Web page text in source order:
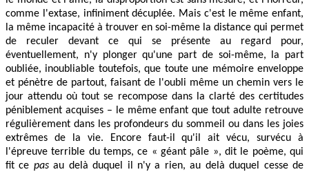
comme l'extase, infiniment décuplée. Mais c'est le même enfant,
la même incapacité à trouver en soi-même la distance qui permet
de reculer devant ce qui se présente au regard pour,
éventuellement, n'y plonger qu'une part de soi-même, la part
oubliée, inoubliable toutefois, que toute une mémoire enveloppe
et pénètre de partout, faisant de l'oubli même un chemin vers le
jour attendu où tout se recompose dans la clarté des certitudes
péniblement acquises – le même enfant que tout adulte retrouve
régulièrement dans les profondeurs du sommeil ou dans les joies
extrêmes de la vie. Encore faut-il qu'il ait vécu, survécu à
l'épreuve terrible du temps, ce « géant pâle », dit le poème, qui
fit ce pasau delà duquel il n'y a rien, au delà duquel cesse de